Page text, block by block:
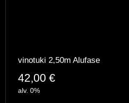
vinotuki 2,50m Alufase
42,00 €
alv. 0%